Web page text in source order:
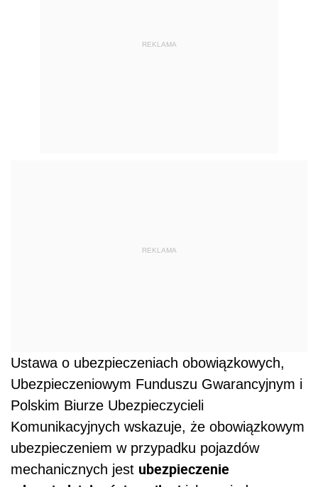
REKLAMA
REKLAMA
Ustawa o ubezpieczeniach obowiązkowych,
Ubezpieczeniowym Funduszu Gwarancyjnym i
Polskim Biurze Ubezpieczycieli
Komunikacyjnych wskazuje, że obowiązkowym
ubezpieczeniem w przypadku pojazdów
mechanicznych jest ubezpieczenie